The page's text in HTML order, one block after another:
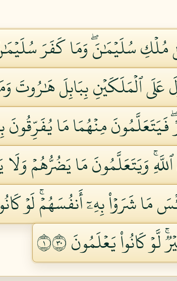
مُلۡكِ سُلَيۡمَٰنَۖ وَمَا كَفَرَ
عَلَى ٱلۡمَلَكَيۡنِ بِبَابِلَ
مِنۡهُمَا مَا يُفَرِّقُونَ
وَيَتَعَلَّمُونَ مَا يَضُرُّهُمۡ
شَرَوۡاْ بِهِۦٓ أَنفُسَهُمۡۚ لَوۡ كَانُواْ
كَانُواْ يَعۡلَمُونَ ١٠٣